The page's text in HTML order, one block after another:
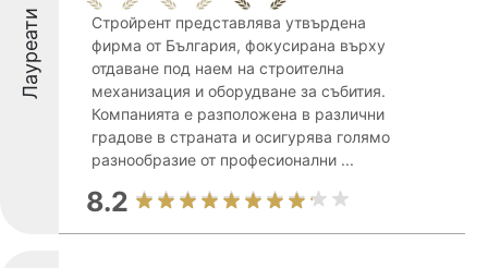
Лауреати
Стройрент представлява утвърдена
фирма от България, фокусирана върху
отдаване под наем на строителна
механизация и оборудване за събития.
Компанията е разположена в различни
градове в страната и осигурява голямо
разнообразие от професионални ...
8.2